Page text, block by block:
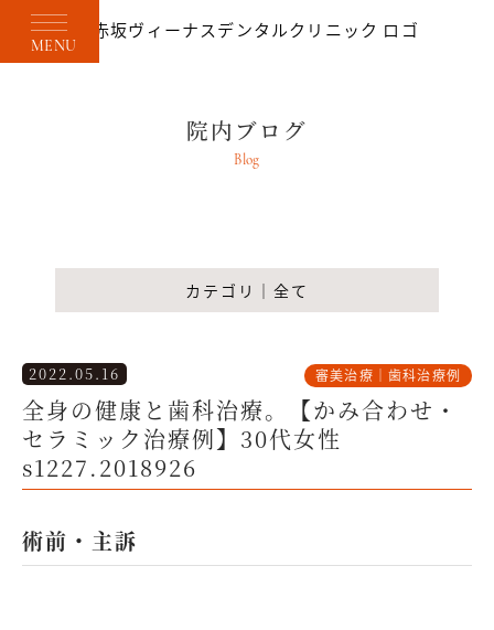
MENU
院内ブログ
Blog
カテゴリ｜全て
2022.05.16
全身の健康と歯科治療。【かみ合わせ・
セラミック治療例】30代女性
s1227.2018926
審美治療｜歯科治療例
術前・主訴